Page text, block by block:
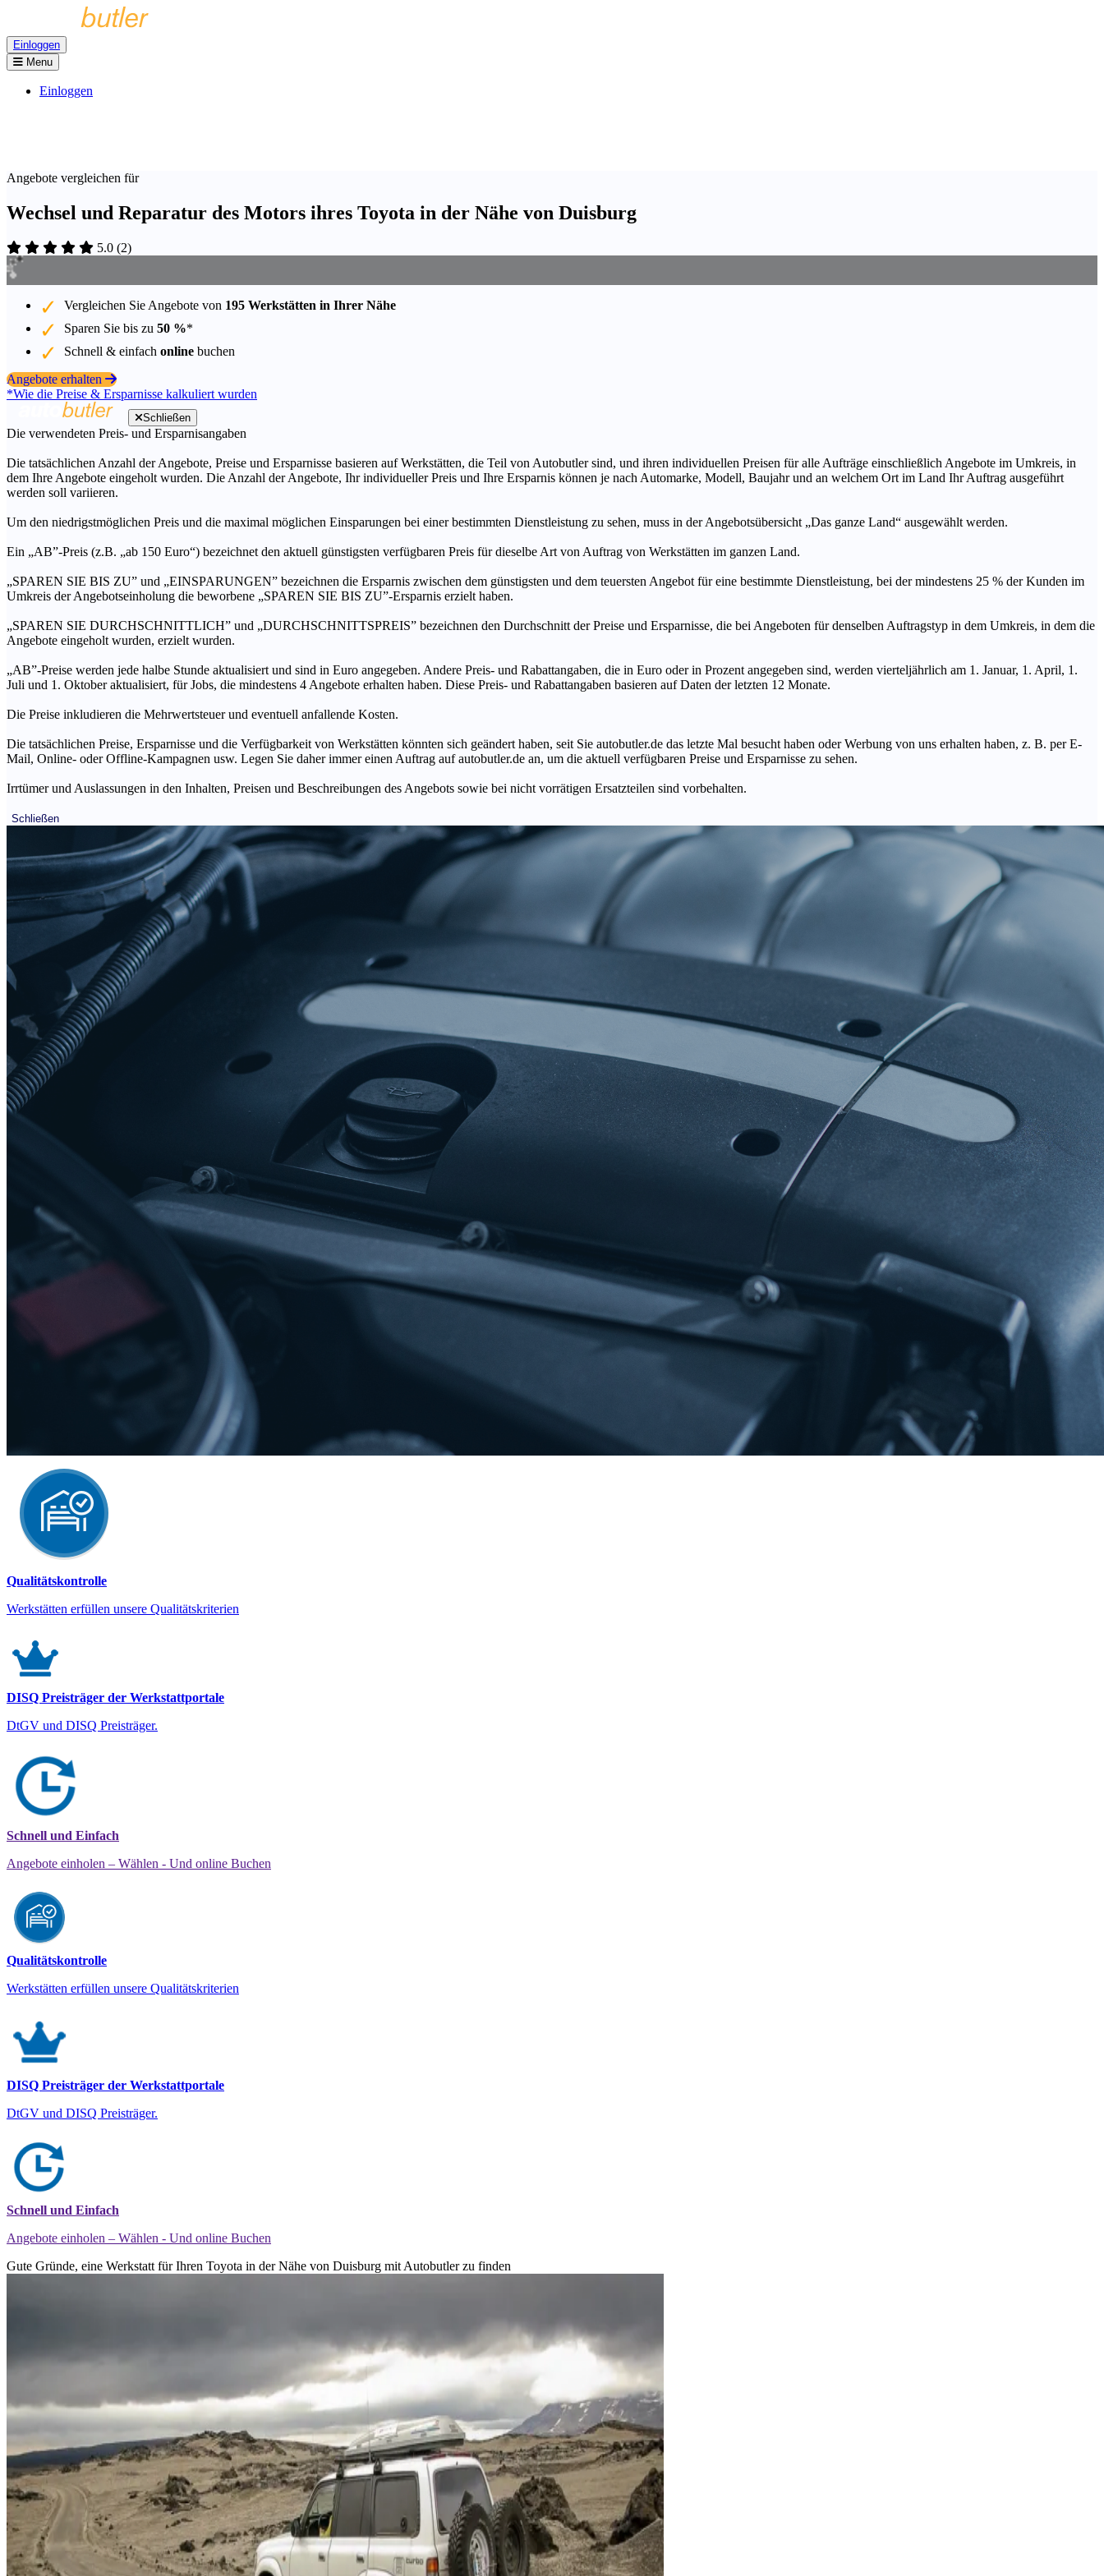
Einloggen
Menu
Einloggen
Angebote vergleichen für
Wechsel und Reparatur des Motors ihres Toyota in der Nähe von Duisburg
5.0 (2)
Vergleichen Sie Angebote von 195 Werkstätten in Ihrer Nähe
Sparen Sie bis zu 50 %*
Schnell & einfach online buchen
Angebote erhalten
*Wie die Preise & Ersparnisse kalkuliert wurden
Schließen
Die verwendeten Preis- und Ersparnisangaben
Die tatsächlichen Anzahl der Angebote, Preise und Ersparnisse basieren auf Werkstätten, die Teil von Autobutler sind, und ihren individuellen Preisen für alle Aufträge einschließlich Angebote im Umkreis, in
dem Ihre Angebote eingeholt wurden. Die Anzahl der Angebote, Ihr individueller Preis und Ihre Ersparnis können je nach Automarke, Modell, Baujahr und an welchem Ort im Land Ihr Auftrag ausgeführt
werden soll variieren.
Um den niedrigstmöglichen Preis und die maximal möglichen Einsparungen bei einer bestimmten Dienstleistung zu sehen, muss in der Angebotsübersicht „Das ganze Land“ ausgewählt werden.
Ein „AB”-Preis (z.B. „ab 150 Euro“) bezeichnet den aktuell günstigsten verfügbaren Preis für dieselbe Art von Auftrag von Werkstätten im ganzen Land.
„SPAREN SIE BIS ZU” und „EINSPARUNGEN” bezeichnen die Ersparnis zwischen dem günstigsten und dem teuersten Angebot für eine bestimmte Dienstleistung, bei der mindestens 25 % der Kunden im
Umkreis der Angebotseinholung die beworbene „SPAREN SIE BIS ZU”-Ersparnis erzielt haben.
„SPAREN SIE DURCHSCHNITTLICH” und „DURCHSCHNITTSPREIS” bezeichnen den Durchschnitt der Preise und Ersparnisse, die bei Angeboten für denselben Auftragstyp in dem Umkreis, in dem die
Angebote eingeholt wurden, erzielt wurden.
„AB”-Preise werden jede halbe Stunde aktualisiert und sind in Euro angegeben. Andere Preis- und Rabattangaben, die in Euro oder in Prozent angegeben sind, werden vierteljährlich am 1. Januar, 1. April, 1.
Juli und 1. Oktober aktualisiert, für Jobs, die mindestens 4 Angebote erhalten haben. Diese Preis- und Rabattangaben basieren auf Daten der letzten 12 Monate.
Die Preise inkludieren die Mehrwertsteuer und eventuell anfallende Kosten.
Die tatsächlichen Preise, Ersparnisse und die Verfügbarkeit von Werkstätten könnten sich geändert haben, seit Sie autobutler.de das letzte Mal besucht haben oder Werbung von uns erhalten haben, z. B. per E-
Mail, Online- oder Offline-Kampagnen usw. Legen Sie daher immer einen Auftrag auf autobutler.de an, um die aktuell verfügbaren Preise und Ersparnisse zu sehen.
Irrtümer und Auslassungen in den Inhalten, Preisen und Beschreibungen des Angebots sowie bei nicht vorrätigen Ersatzteilen sind vorbehalten.
Schließen
Qualitätskontrolle
Werkstätten erfüllen unsere Qualitätskriterien
DISQ Preisträger der Werkstattportale
DtGV und DISQ Preisträger.
Schnell und Einfach
Angebote einholen – Wählen - Und online Buchen
Qualitätskontrolle
Werkstätten erfüllen unsere Qualitätskriterien
DISQ Preisträger der Werkstattportale
DtGV und DISQ Preisträger.
Schnell und Einfach
Angebote einholen – Wählen - Und online Buchen
Gute Gründe, eine Werkstatt für Ihren Toyota in der Nähe von Duisburg mit Autobutler zu finden